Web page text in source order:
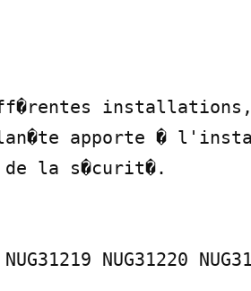
Plan�te apporte �
la s�curit�.
NUG31220